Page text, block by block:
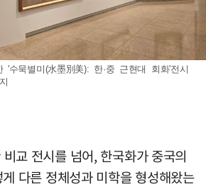
'수묵별미(水墨別美): 한·중 근현대 회화'전시
교 전시를 넘어, 한국화가 중국의
다른 정체성과 미학을 형성해왔는